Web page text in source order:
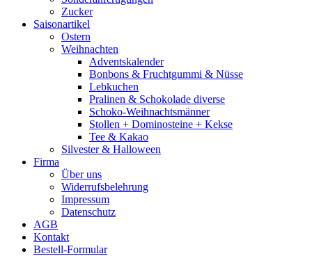
Zucker
Saisonartikel
Ostern
Weihnachten
Adventskalender
Bonbons & Fruchtgummi & Nüsse
Lebkuchen
Pralinen & Schokolade diverse
Schoko-Weihnachtsmänner
Stollen + Dominosteine + Kekse
Tee & Kakao
Silvester & Halloween
Firma
Über uns
Widerrufsbelehrung
Impressum
Datenschutz
AGB
Kontakt
Bestell-Formular